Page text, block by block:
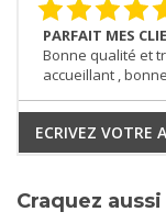
PARFAIT MES
Bonne qualité et
accueillant ,
ECRIVEZ VOTRE
Craquez